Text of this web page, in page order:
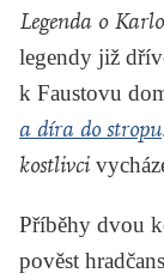
Legenda o
legendy již
k Faustovu
a díra do stropu
kostlivci
Příběhy dvou
pověst